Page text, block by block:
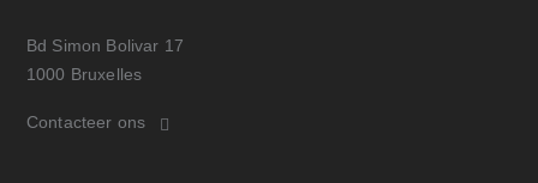
Bd Simon Bolivar 17
1000 Bruxelles
Contacteer ons